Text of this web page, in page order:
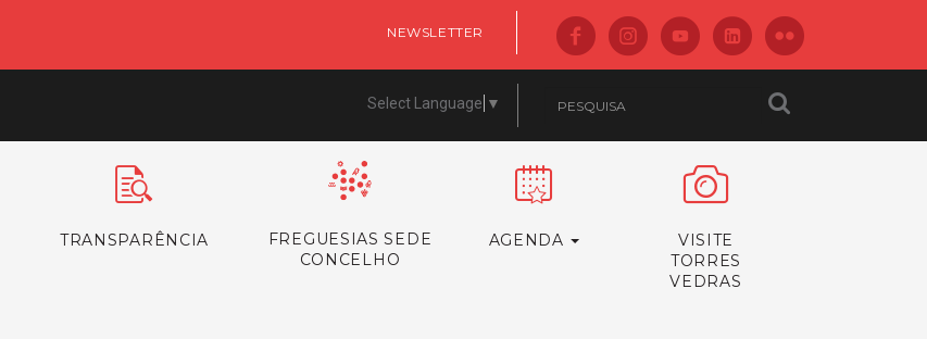
NEWSLETTER
Select Language ▼
TRANSPARÊNCIA
FREGUESIAS SEDE
CONCELHO
AGENDA
VISITE
TORRES
VEDRAS